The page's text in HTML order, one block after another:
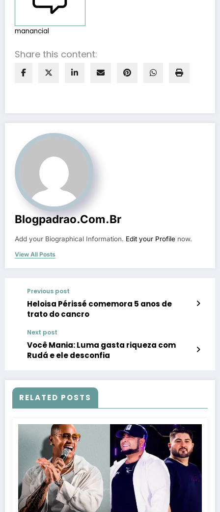
manancial
Share this content:
Blogpadrao.com.br
Add your Biographical Information. Edit your Profile now.
View All Posts
Previous post
Heloisa Périssé comemora 5 anos de
trato do cancro
Next post
Você Mania: Luma gasta riqueza com
Rudá e ele desconfia
RELATED POSTS